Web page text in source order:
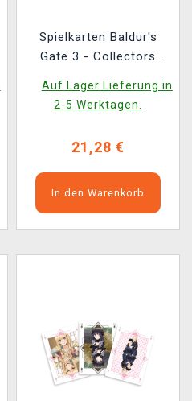
Spielkarten Baldur's
Gate 3 - Collectors
Auf Lager Lieferung in
2-5 Werktagen.
21,28 €
In den Warenkorb